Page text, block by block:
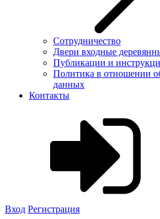
Сотрудничество
Двери входные
Публикации и
Политика в отношении
данных
Контакты
Вход Регистрация